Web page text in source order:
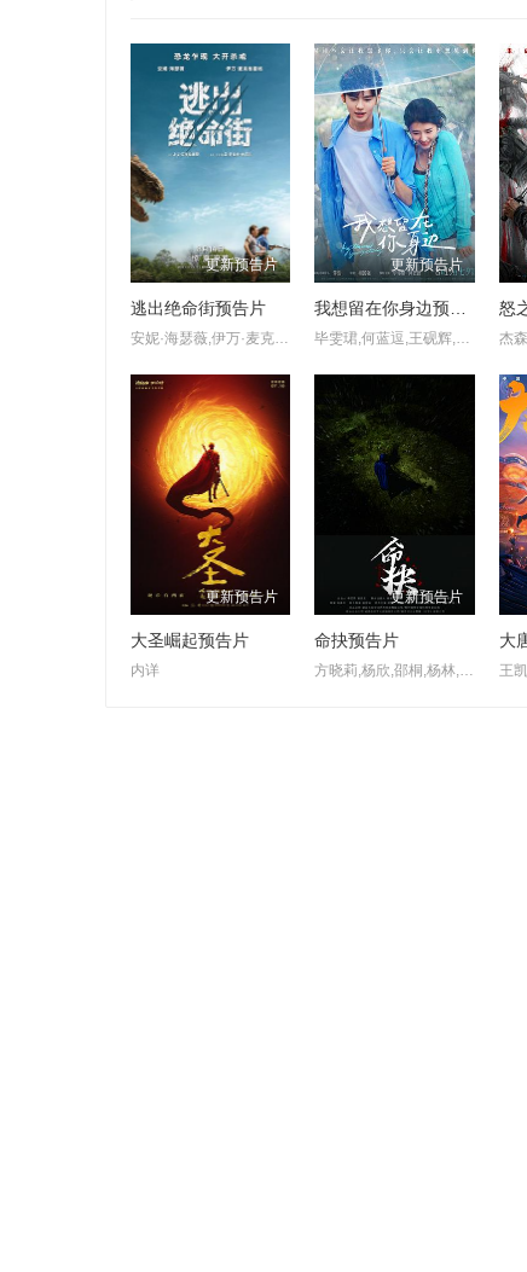
更新预告片
逃出绝命街预告片
安妮·海瑟薇,伊万·麦克格雷格,梅西·斯黛拉,克里斯蒂安·康佛瑞,乔丹·亚历山大·戴维斯,克里斯·科伊,P·J·伯恩,贝瑟妮·安妮·林德,安德里亚·弗兰克尔,德尼特拉·艾斯勒,哈德森·米克,派雷特·邦奇,格雷森·索恩·基尔帕特里克,西姆斯·梅,萨凡纳·蕾妮,道格拉斯·R·韦斯,雨果·西尔弗,约翰·米凯尔,迈克尔-克里斯蒂安·摩尔,斯科特·安德森
更新预告片
我想留在你身边预告片
毕雯珺,何蓝逗,王砚辉,侯勇,刘巴特尔,胡子轩,王勉,段博文
怒
更新预告片
大圣崛起预告片
内详
更新预告片
命抉预告片
方晓莉,杨欣,邵桐,杨林,高川,洪波,杨山,庞长江,高子伟,罗雪琼,张裕海,沐岚
大